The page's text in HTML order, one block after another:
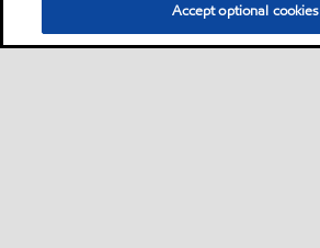
Accept optional cookies